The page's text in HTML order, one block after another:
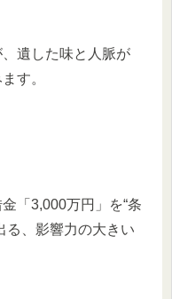
遺した味と人脈が
す。
「3,000万円」を“条
る、影響力の大きい